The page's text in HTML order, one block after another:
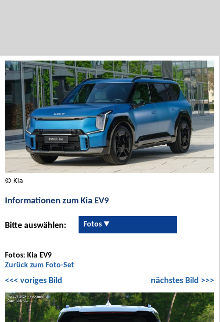
© Kia
Informationen zum Kia EV9
Bitte auswählen: Fotos
Fotos: Kia EV9
Zurück zum Foto-Set
<<< voriges Bild nächstes Bild >>>